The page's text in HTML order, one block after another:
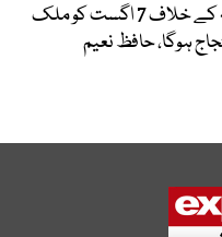
پیٹرولیم لیوی بھتہ کے خلاف 7 اگست کو ملک
ہوگا، حافظ نعیم